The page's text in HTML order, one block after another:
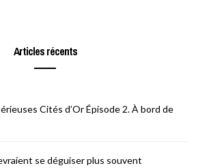
Articles récents
Cités d’Or Épisode 2. À bord de
se déguiser plus souvent